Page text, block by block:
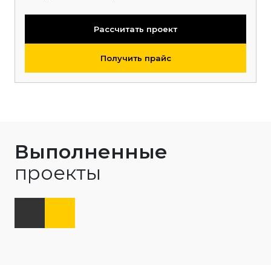
Рассчитать проект
Получить прайс
Выполненные
проекты